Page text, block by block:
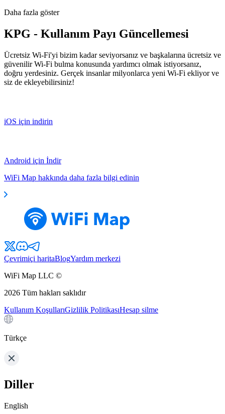
Daha fazla göster
KPG - Kullanım Payı Güncellemesi
Ücretsiz Wi-Fi'yi bizim kadar seviyorsanız ve başkalarına ücretsiz ve
güvenilir Wi-Fi bulma konusunda yardımcı olmak istiyorsanız,
doğru yerdesiniz. Gerçek insanlar milyonlarca yeni Wi-Fi ekliyor ve
siz de ekleyebilirsiniz!
iOS için indirin
Android için İndir
WiFi Map hakkında daha fazla bilgi edinin
Çevrimiçi haritaBlogYardım merkezi
WiFi Map LLC ©
2026 Tüm hakları saklıdır
Kullanım KoşullarıGizlilik PolitikasıHesap silme
Türkçe
Diller
English